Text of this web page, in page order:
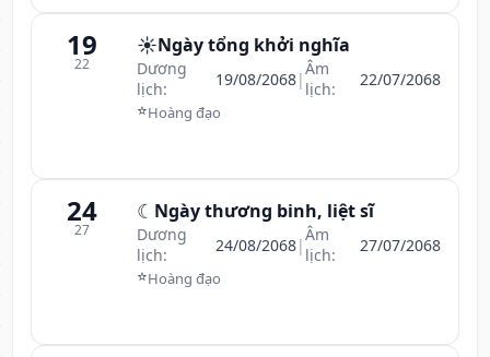
19
22
☀️Ngày tổng khởi nghĩa
Dương
lịch:
19/08/2068|Âm
lịch:
22/07/2068
⭐Hoàng đạo
24
27
☾ Ngày thương binh, liệt sĩ
Dương
lịch:
24/08/2068|Âm
lịch:
27/07/2068
⭐Hoàng đạo